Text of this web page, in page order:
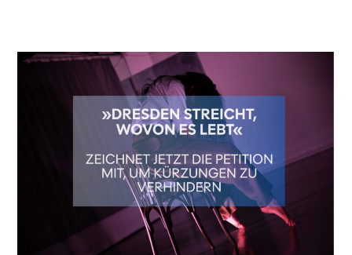
menu
menu